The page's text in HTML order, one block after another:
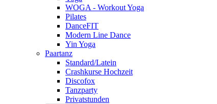
WOGA - Workout Yoga
Pilates
DanceFIT
Modern Line Dance
Yin Yoga
Paartanz
Standard/Latein
Crashkurse Hochzeit
Discofox
Tanzparty
Privatstunden